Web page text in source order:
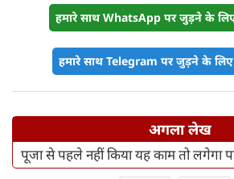
हमारे साथ WhatsApp पर जुड़ने के
हमारे साथ Telegram पर जुड़ने के
अगला लेख
पूजा से पहले नहीं किया यह काम तो